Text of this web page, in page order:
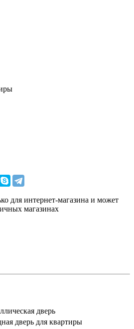
для интернет-магазина и может
магазинах
дверь
дверь для квартиры